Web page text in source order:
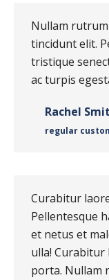
Nullam
tincidunt elit.
tristique
ac turpis
Rachel
regular
Curabitur
Pellentesque
et netus et
ulla!
porta. Nullam